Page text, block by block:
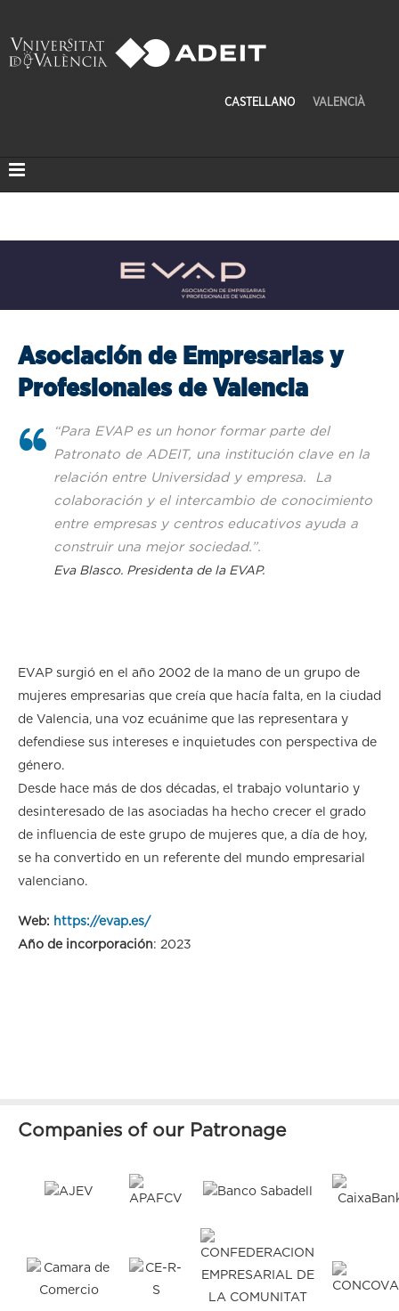
CASTELLANO VALENCIÀ
Asociación de Empresarias y
Profesionales de Valencia
“Para EVAP es un honor formar parte del
Patronato de ADEIT, una institución clave en la
relación entre Universidad y empresa. La
colaboración y el intercambio de conocimiento
entre empresas y centros educativos ayuda a
construir una mejor sociedad. ”.
Eva Blasco. Presidenta de la EVAP.
EVAP surgió en el año 2002 de la mano de un grupo de
mujeres empresarias que creía que hacía falta, en la ciudad
de Valencia, una voz ecuánime que las representara y
defendiese sus intereses e inquietudes con perspectiva de
género.
Desde hace más de dos décadas, el trabajo voluntario y
desinteresado de las asociadas ha hecho crecer el grado
de influencia de este grupo de mujeres que, a día de hoy,
se ha convertido en un referente del mundo empresarial
valenciano.
Web: https://evap.es/
Año de incorporación: 2023
Companies of our Patronage